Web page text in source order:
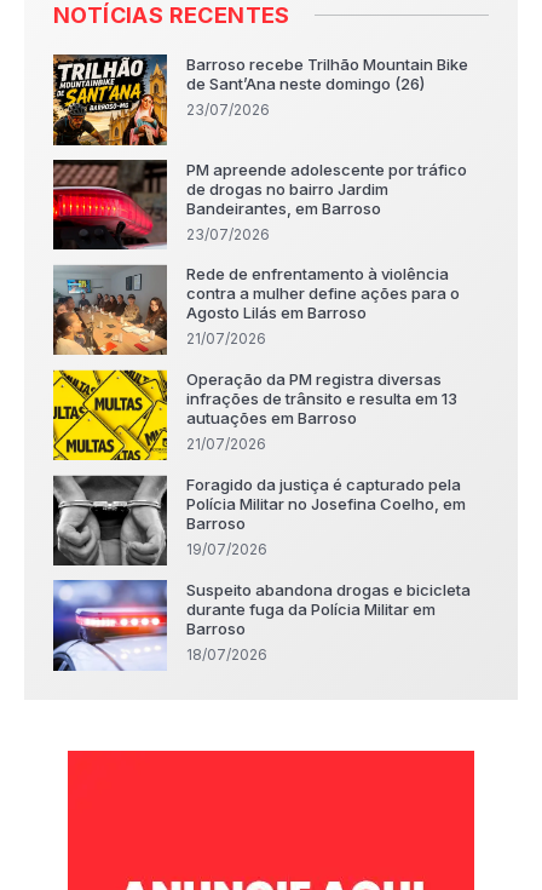
NOTÍCIAS RECENTES
Barroso recebe Trilhão Mountain Bike
de Sant’Ana neste domingo (26)
23/07/2026
PM apreende adolescente por tráfico
de drogas no bairro Jardim
Bandeirantes, em Barroso
23/07/2026
Rede de enfrentamento à violência
contra a mulher define ações para o
Agosto Lilás em Barroso
21/07/2026
Operação da PM registra diversas
infrações de trânsito e resulta em 13
autuações em Barroso
21/07/2026
Foragido da justiça é capturado pela
Polícia Militar no Josefina Coelho, em
Barroso
19/07/2026
Suspeito abandona drogas e bicicleta
durante fuga da Polícia Militar em
Barroso
18/07/2026